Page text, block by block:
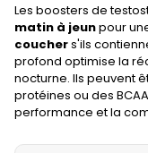
Les boosters de
matin à jeunpour
couchers'ils
profond optimise la
nocturne. Ils peuvent
protéines ou des
performance et la